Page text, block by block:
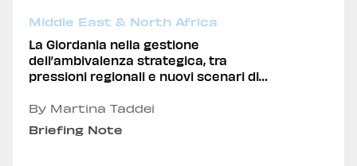
Middle East & North Africa
La Giordania nella gestione
dell’ambivalenza strategica, tra
pressioni regionali e nuovi scenari di
By Martina Taddei
Briefing Note